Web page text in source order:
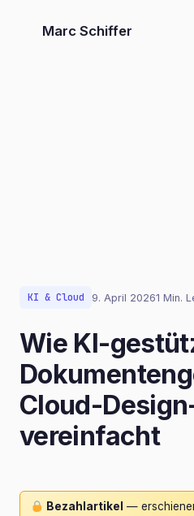
Marc Schiffer
KI & Cloud 9. April 20261 Min.
Wie KI-
Cloud-
vereinfacht
Bezahlartikel —